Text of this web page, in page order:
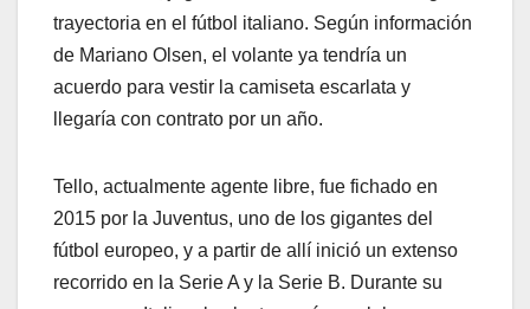
trayectoria en el fútbol italiano. Según información
de Mariano Olsen, el volante ya tendría un
acuerdo para vestir la camiseta escarlata y
llegaría con contrato por un año.
Tello, actualmente agente libre, fue fichado en
2015 por la Juventus, uno de los gigantes del
fútbol europeo, y a partir de allí inició un extenso
recorrido en la Serie A y la Serie B. Durante su